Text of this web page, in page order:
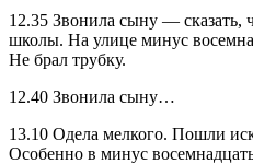
12.35 Звонила сыну — сказать,
школы. На улице минус
Не брал трубку.
12.40 Звонила сыну…
13.10 Одела мелкого. Пошли
Особенно в минус